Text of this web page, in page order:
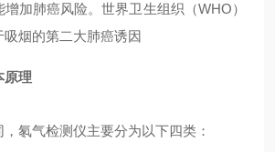
加肺癌风险。世界卫生组织（WHO）
烟的第二大肺癌诱因
原理
氡气检测仪主要分为以下四类：